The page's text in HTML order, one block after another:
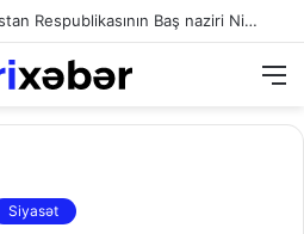
Avqustun 8-də Ermənistan Respublikasının Baş naziri Nikol Paşinyan Azərbaycan Respublikasının Prezidenti İlham Əliyevə zəng edib
Siyasət